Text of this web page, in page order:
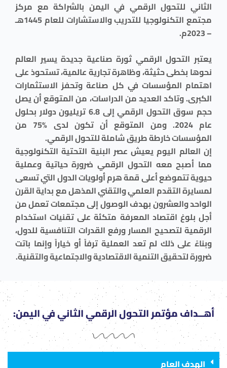
الثاني للتحول الرقمي في اليمن بالشراكة مع مركز
مجتمع التكنولوجيا للتدريب والاستشارات للعام 1445هـ
– 2023م.
يعتبر التحول الرقمي ثورة صناعية جديدة يسير العالم
نحوها بخطى حثيثة، وظاهرة تجارية عالمية، تستحوذ على
اهتمام المؤسسات في كل صناعة وتحفز الاستثمارات
الكبرى. وتاكد العديد من الدراسات، من المتوقع أن يصل
حجم سوق التحول الرقمي إلى 6.8 تريليون دولار بحلول
عام 2024. ومن المتوقع أن تكون لدى %75 من
المؤسسات خارطة طريق شاملة للتحول الرقمي.
إن العالم اليوم يعيش عصر البنية التحتية التكنولوجية
مما أصبح معه التحول الرقمي ضرورة حياتية وعملية
حيوية تتموضع أعلى قمة هرم أولويات الدول التي تسعى
لمسايرة التقدم العلمي والتقني المذهل مع بداية القرن
الواحد والعشرون بهدف الوصول إلى مجتمعات تعمل من
أجل بلوغ اقتصاد المعرفة متكئة على تقنيات استخدام
الرقمية لتصحيح المسار ورفع القدرات التنافسية للدول،
وبناءً على ذلك لم تعد العملية ترفاً أو خياراً وإنما باتت
ضرورة لتحقيق التنمية الاقتصادية والاجتماعية والتقنية.
أهــداف مؤتمر التحول الرقمي الثاني في اليمن:
الهدف العام